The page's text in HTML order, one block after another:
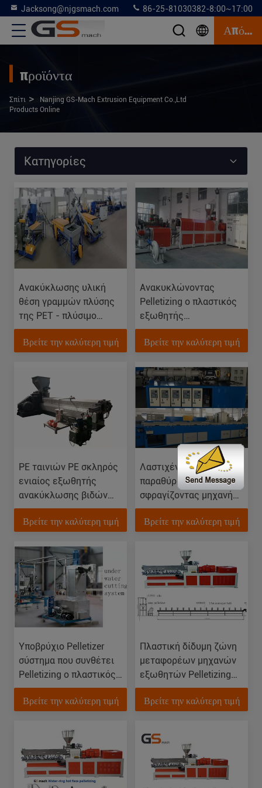
Jacksong@njgsmach.com 86-25-81030382-8:00~17:00
Απόσπασμα
προϊόντα
Σπίτι >
Nanjing GS-Mach Extrusion Equipment Co.,Ltd
Products Online
Κατηγορίες
Ανακύκλωσης υλική
θέση γραμμών πλύσης
της PET - πλύσιμο
νιφάδων
καταναλωτικών
Βρείτε την καλύτερη τιμή
Ανακυκλώνοντας
Pelletizing ο πλαστικός
εξωθητής
ανακύκλωσης, HDPE
LDPE PP Granulator
μηχανή
Βρείτε την καλύτερη τιμή
PE ταινιών PE σκληρός
ενιαίος εξωθητής
ανακύκλωσης βιδών
πλαστικός Pelletizing η
γραμμή
Βρείτε την καλύτερη τιμή
Λαστιχένια πορτών και
παραθύρων
σφραγίζοντας μηχανή
εξωθητών γραμμών
παραγωγής λαστιχένια
Βρείτε την καλύτερη τιμή
Υποβρύχιο Pelletizer
σύστημα που συνθέτει
Pelletizing ο πλαστικός
εξωθητής 500 κλ Χ
σβόλων PE
Βρείτε την καλύτερη τιμή
Πλαστική δίδυμη ζώνη
μεταφορέων μηχανών
εξωθητών Pelletizing
χωρίς νερό
220V/380V/480V
Βρείτε την καλύτερη τιμή